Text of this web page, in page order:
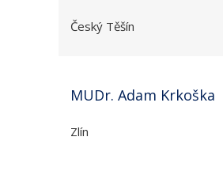
Český Těšín
MUDr. Adam Krkoška
Zlín